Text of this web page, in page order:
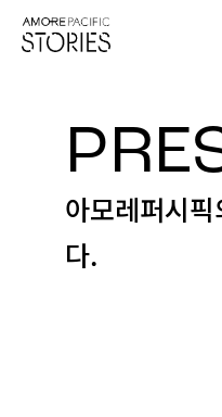
아모레퍼시
다.